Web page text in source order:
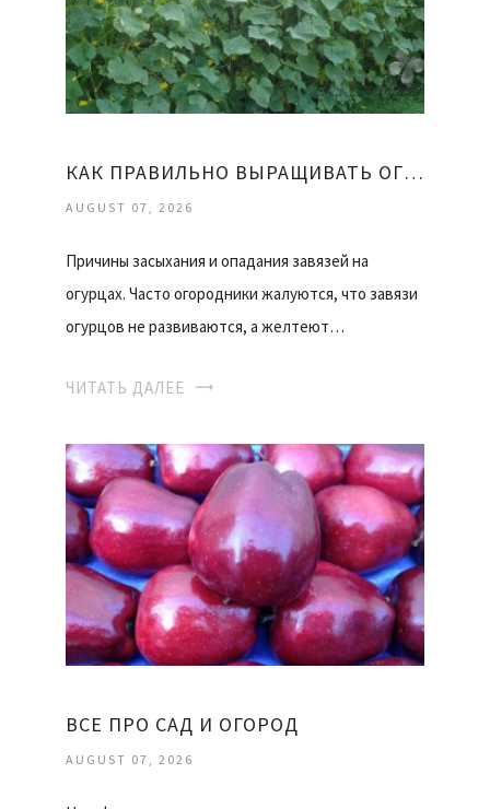
КАК ПРАВИЛЬНО ВЫРАЩИВАТЬ ОГУРЦЫ
AUGUST 07, 2026
Причины засыхания и опадания завязей на
огурцах. Часто огородники жалуются, что завязи
огурцов не развиваются, а желтеют…
ЧИТАТЬ ДАЛЕЕ
ВСЕ ПРО САД И ОГОРОД
AUGUST 07, 2026